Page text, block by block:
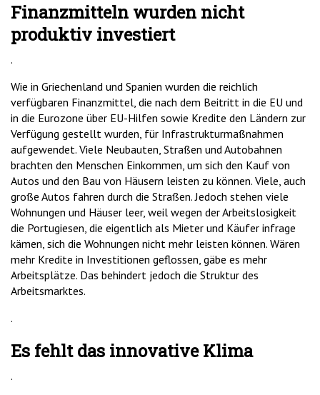
Finanzmitteln wurden nicht
produktiv investiert
.
Wie in Griechenland und Spanien wurden die reichlich
verfügbaren Finanzmittel, die nach dem Beitritt in die EU und
in die Eurozone über EU-Hilfen sowie Kredite den Ländern zur
Verfügung gestellt wurden, für Infrastrukturmaßnahmen
aufgewendet. Viele Neubauten, Straßen und Autobahnen
brachten den Menschen Einkommen, um sich den Kauf von
Autos und den Bau von Häusern leisten zu können. Viele, auch
große Autos fahren durch die Straßen. Jedoch stehen viele
Wohnungen und Häuser leer, weil wegen der Arbeitslosigkeit
die Portugiesen, die eigentlich als Mieter und Käufer infrage
kämen, sich die Wohnungen nicht mehr leisten können. Wären
mehr Kredite in Investitionen geflossen, gäbe es mehr
Arbeitsplätze. Das behindert jedoch die Struktur des
Arbeitsmarktes.
.
Es fehlt das innovative Klima
.